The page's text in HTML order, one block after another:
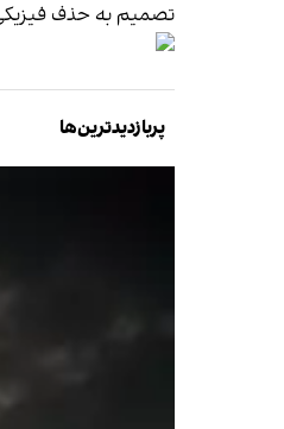
تصمیم به حذف
پربازدیدترین‌ها